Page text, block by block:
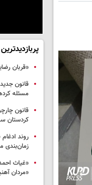
پربازدیدترین
«قربان
قانون
مسئله
قانون
کردستان
روند
زمان‌بندی
«غیاث
«مردان